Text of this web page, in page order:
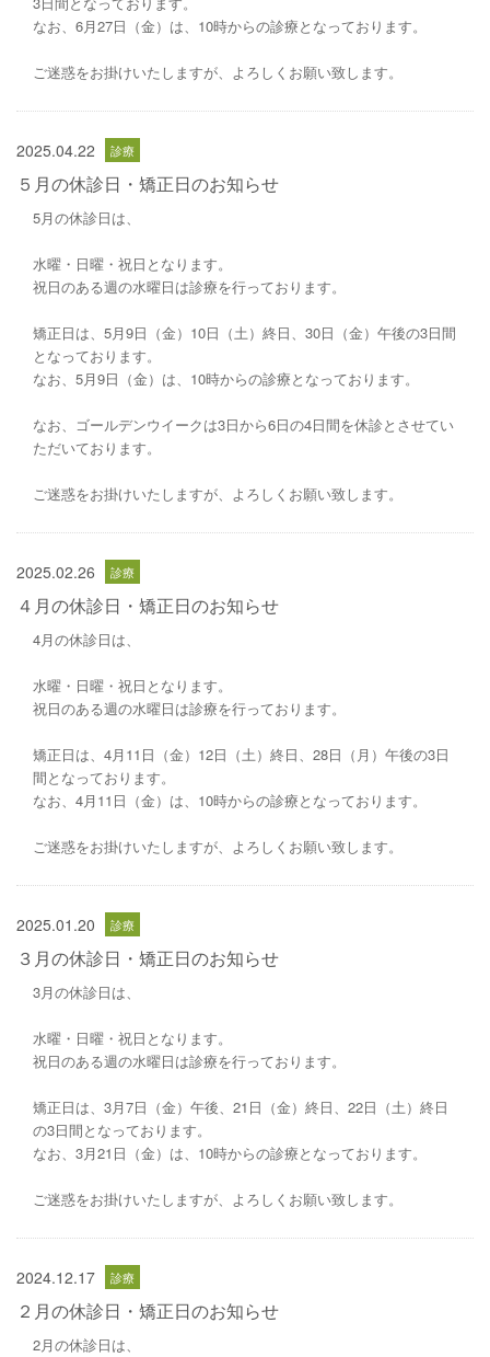
なお、6月27日（金）は、10時からの診療となっております。
ご迷惑をお掛けいたしますが、よろしくお願い致します。
2025.04.22
５月の休診日・矯正日のお知らせ
5月の休診日は、
水曜・日曜・祝日となります。
祝日のある週の水曜日は診療を行っております。
矯正日は、5月9日（金）10日（土）終日、30日（金）午後の3日間
となっております。
なお、5月9日（金）は、10時からの診療となっております。
なお、ゴールデンウイークは3日から6日の4日間を休診とさせてい
ただいております。
ご迷惑をお掛けいたしますが、よろしくお願い致します。
2025.02.26
４月の休診日・矯正日のお知らせ
4月の休診日は、
水曜・日曜・祝日となります。
祝日のある週の水曜日は診療を行っております。
矯正日は、4月11日（金）12日（土）終日、28日（月）午後の3日
間となっております。
なお、4月11日（金）は、10時からの診療となっております。
ご迷惑をお掛けいたしますが、よろしくお願い致します。
2025.01.20
３月の休診日・矯正日のお知らせ
3月の休診日は、
水曜・日曜・祝日となります。
祝日のある週の水曜日は診療を行っております。
矯正日は、3月7日（金）午後、21日（金）終日、22日（土）終日
の3日間となっております。
なお、3月21日（金）は、10時からの診療となっております。
ご迷惑をお掛けいたしますが、よろしくお願い致します。
2024.12.17
２月の休診日・矯正日のお知らせ
2月の休診日は、